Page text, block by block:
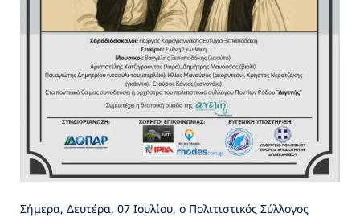
Σήμερα, Δευτέρα, 07 Ιουλίου, ο Πολιτιστικός Σύλλογος